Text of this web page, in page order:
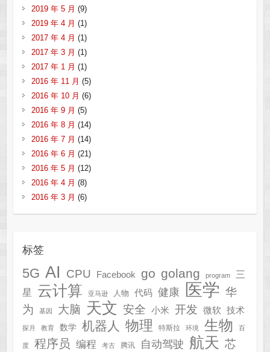
2019 年 5 月 (9)
2019 年 4 月 (1)
2017 年 4 月 (1)
2017 年 3 月 (1)
2017 年 1 月 (1)
2016 年 11 月 (5)
2016 年 10 月 (6)
2016 年 9 月 (5)
2016 年 8 月 (14)
2016 年 7 月 (14)
2016 年 6 月 (21)
2016 年 5 月 (12)
2016 年 4 月 (8)
2016 年 3 月 (6)
标签
5G AI CPU Facebook go golang program
三
星
云计算 亚马逊 人物 代码 健康 医学 华
为
基因 大脑 天文 安全 小米 开发 微软 技术
探月 教育 数学 机器人 物理 特斯拉 环境 生物 百
度 程序员 编程 考古 腾讯 自动驾驶 航天 芯